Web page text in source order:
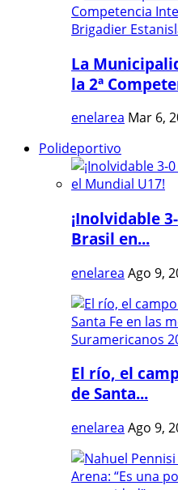
La
la 2ª
enelarea Mar 6,
Polideportivo
¡Inolvidable
Brasil en...
enelarea Ago 9,
El río, el
de Santa...
enelarea Ago 9,